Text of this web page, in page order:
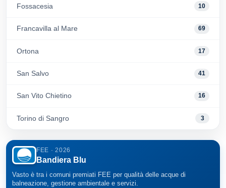
Fossacesia 10
Francavilla al Mare 69
Ortona 17
San Salvo 41
San Vito Chietino 16
Torino di Sangro 3
FEE · 2026
Bandiera Blu
Vasto è tra i comuni premiati FEE per qualità delle acque di
balneazione, gestione ambientale e servizi.